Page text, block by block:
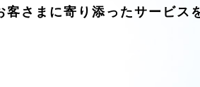
客さまに寄り添ったサービス